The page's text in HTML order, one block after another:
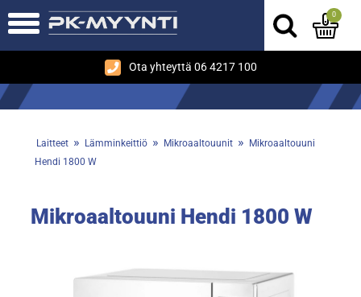
Ota yhteyttä 06 4217 100
0
Laitteet » Lämminkeittiö » Mikroaaltouunit »
Mikroaaltouuni
Hendi 1800 W
Mikroaaltouuni Hendi 1800 W